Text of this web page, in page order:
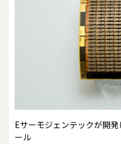
Eサーモジェンテックが開
ール